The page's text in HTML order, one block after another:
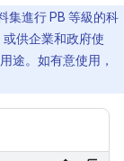
集進行 PB 等級的科
供企業和政府使
途。如有意使用，